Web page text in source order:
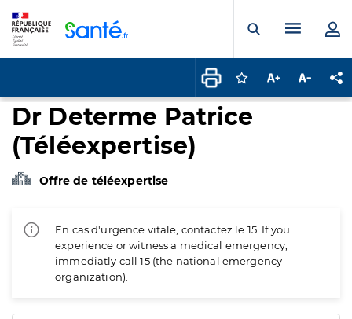
Ouvrir laMenu
Connectez-vous
Augmenter la
Dr Determe Patrice
(Téléexpertise)
Offre de téléexpertise
En cas d'urgence vitale, contactez le 15. If you
experience or witness a medical emergency,
immediatly call 15 (the national emergency
organization).